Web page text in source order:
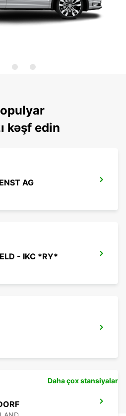
kəşf edin
AG
- IKC *RY*
Daha çox stansiyalar